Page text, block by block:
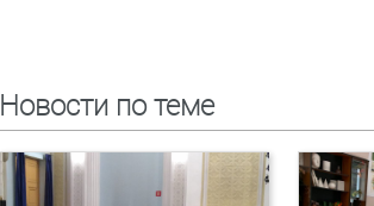
Новости по теме